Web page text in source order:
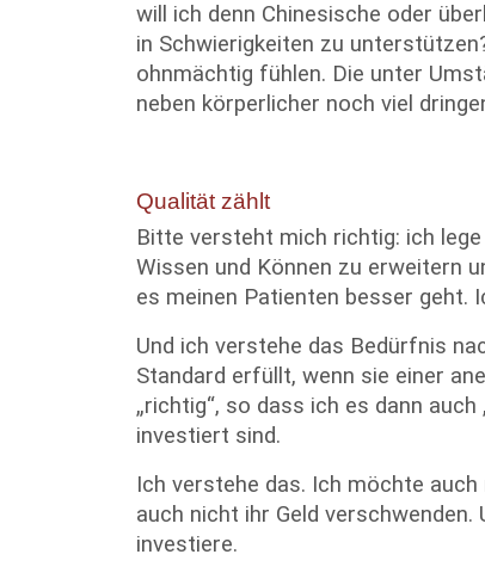
will ich denn Chinesische oder
in Schwierigkeiten zu
ohnmächtig fühlen. Die unter
neben körperlicher noch viel
Qualität zählt
Bitte versteht mich richtig: ich
Wissen und Können zu erweitern
es meinen Patienten besser geht.
Und ich verstehe das Bedürfnis
Standard erfüllt, wenn sie einer
„richtig“, so dass ich es dann
investiert sind.
Ich verstehe das. Ich möchte
auch nicht ihr Geld
investiere.